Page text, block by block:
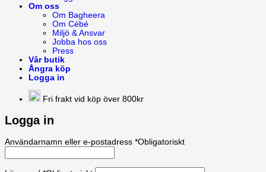
Om oss
Om Bagheera
Om Cébé
Miljö & Ansvar
Jobba hos oss
Press
Vår butik
Ångra köp
Logga in
Fri frakt vid köp över 800kr
Logga in
Användarnamn eller e-postadress *Obligatoriskt